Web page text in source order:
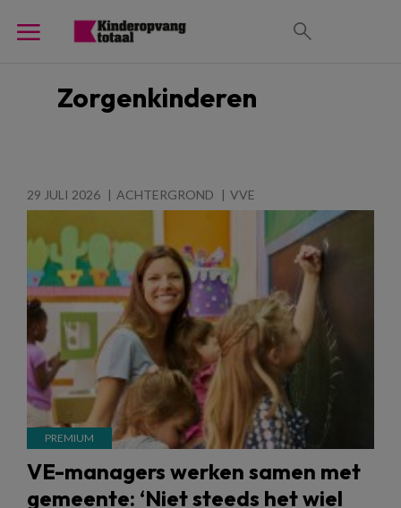
Zorgenkinderen
29 JULI 2026 ACHTERGROND VVE
VE-managers werken samen met
gemeente: ‘Niet steeds het wiel